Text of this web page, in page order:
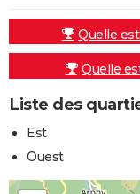
Quelle
Quelle
Liste des
Est
Ouest